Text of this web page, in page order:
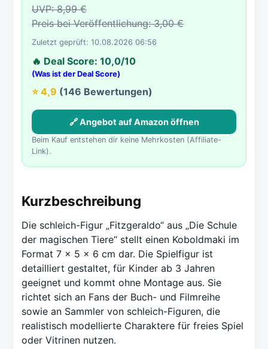
UVP: 8,99 €
Preis bei Veröffentlichung: 3,00 €
Zuletzt geprüft: 10.08.2026 06:56
🔥 Deal Score: 10,0/10
(Was ist der Deal Score)
⭐ 4,9 (146 Bewertungen)
🔗 Angebot auf Amazon öffnen
Beim Kauf entstehen dir keine Mehrkosten (Affiliate-
Link).
Kurzbeschreibung
Die schleich-Figur „Fitzgeraldo“ aus „Die Schule
der magischen Tiere“ stellt einen Koboldmaki im
Format 7 x 5 x 6 cm dar. Die Spielfigur ist
detailliert gestaltet, für Kinder ab 3 Jahren
geeignet und kommt ohne Montage aus. Sie
richtet sich an Fans der Buch- und Filmreihe
sowie an Sammler von schleich-Figuren, die
realistisch modellierte Charaktere für freies Spiel
oder Vitrinen nutzen.